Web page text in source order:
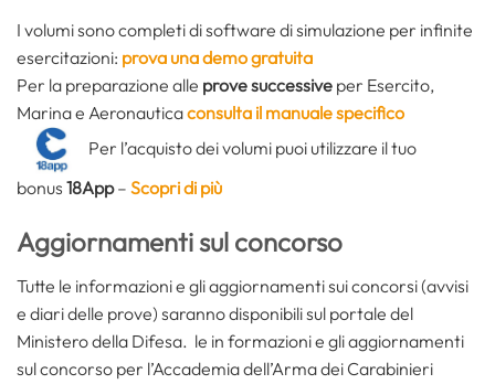
I volumi sono completi di software di simulazione per infinite
esercitazioni: prova una demo gratuita
Per la preparazione alle prove successive per Esercito,
Marina e Aeronauticaconsulta il manuale specifico
Per l’acquisto dei volumi puoi utilizzare il tuo
bonus 18App– Scopri di più
Aggiornamenti sul concorso
Tutte le informazioni e gli aggiornamenti sui concorsi (avvisi
e diari delle prove) saranno disponibili sul portale del
Ministero della Difesa. le in formazioni e gli aggiornamenti
sul concorso per l’Accademia dell’Arma dei Carabinieri